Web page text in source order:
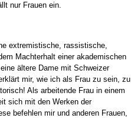
nur Frauen ein.
extremistische, rassistische,
Machterhalt einer akademischen
ältere Dame mit Schweizer
mir, wie ich als Frau zu sein, zu
Als arbeitende Frau in einem
sich mit den Werken der
befehlen mir und anderen Frauen,